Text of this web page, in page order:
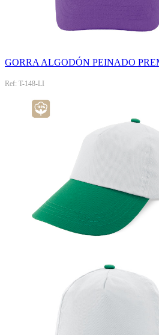
GORRA ALGODÓN PEINADO
Ref: T-148-LI